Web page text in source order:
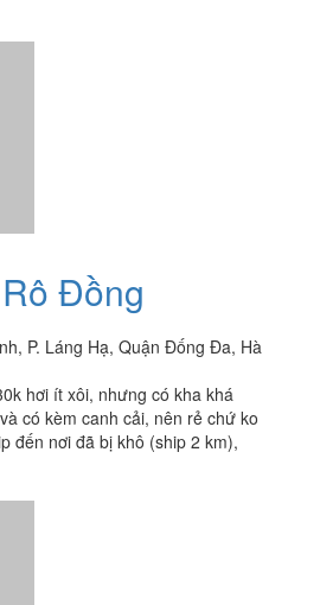
có kèm canh cải, nên rẻ chứ ko
Vịt Quay,
& Chè Kem Đài
Thúc Kháng